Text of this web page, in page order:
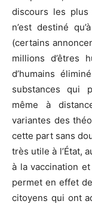
discours les
n’est destiné
(certains
millions d’êtres
d’humains
substances qui
même à
variantes des
cette part sans
très utile à l’État,
à la vaccination
permet en effet
citoyens qui ont